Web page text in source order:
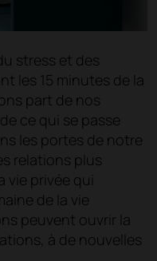
stress et des
les 15 minutes de la
part de nos
ce qui se passe
les portes de notre
relations plus
privée qui
de la vie
peuvent ouvrir la
à de nouvelles